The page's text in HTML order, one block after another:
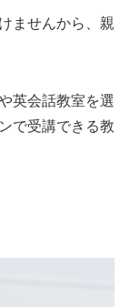
ませんから、親
英会話教室を選
で受講できる教